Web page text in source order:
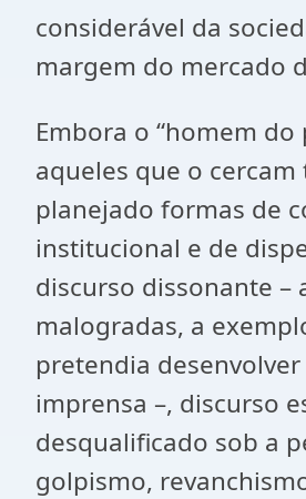
considerável da
margem do mercado
Embora o “homem do
aqueles que o cercam
planejado formas de
institucional e de
discurso dissonante –
malogradas, a
pretendia
imprensa –, discurso
desqualificado sob a
golpismo,